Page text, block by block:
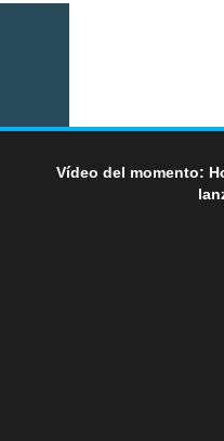
Vídeo del momento: